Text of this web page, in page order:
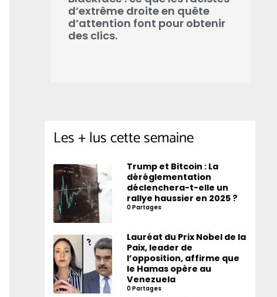
d’extrême droite en quête
d’attention font pour obtenir
des clics.
Les + lus cette semaine
Trump et Bitcoin : La
déréglementation
déclenchera-t-elle un
rallye haussier en 2025 ?
0 Partages
Lauréat du Prix Nobel de la
Paix, leader de
l’opposition, affirme que
le Hamas opère au
Venezuela
0 Partages